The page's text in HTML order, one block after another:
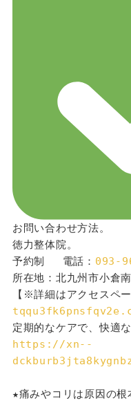
お問い合わせ方法。
徳力整体院。
予約制 　電話： 093-
所在地：北九州市小倉
【※詳細はアクセスペー
定期的なケアで、快適
https://xn--
★痛みやコリは原因の根